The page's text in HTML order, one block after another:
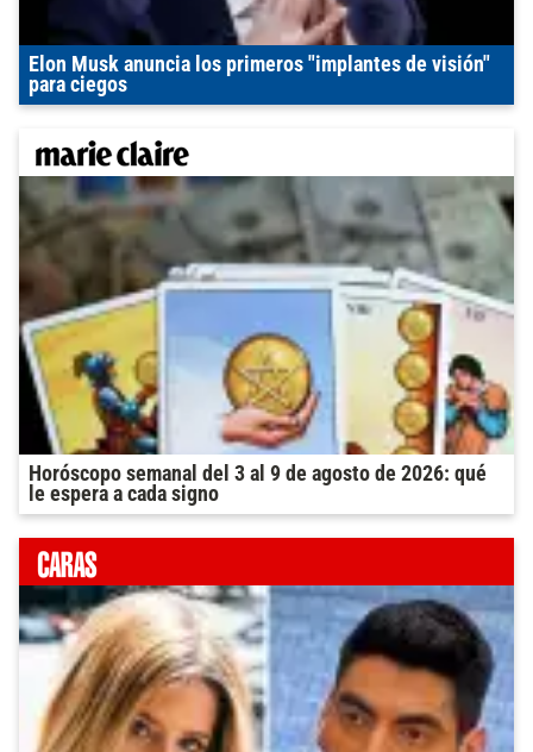
Elon Musk anuncia los primeros "implantes de visión"
para ciegos
Horóscopo semanal del 3 al 9 de agosto de 2026: qué
le espera a cada signo